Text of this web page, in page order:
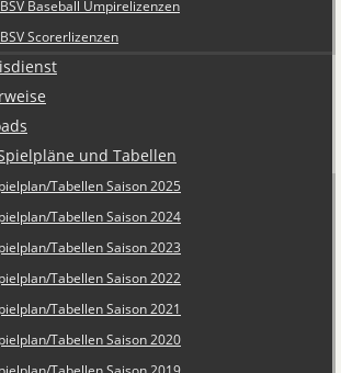
Baseball Umpirelizenzen
Scorerlizenzen
und Tabellen
Tabellen Saison 2025
Tabellen Saison 2024
Tabellen Saison 2023
Tabellen Saison 2022
Tabellen Saison 2021
Tabellen Saison 2020